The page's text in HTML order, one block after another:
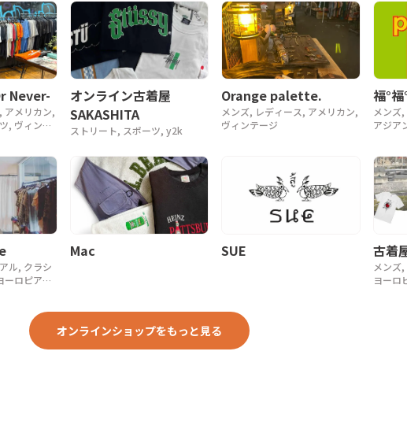
Never-
アメリカン,
, ヴィンテ
オンライン古着屋
SAKASHITA
ストリート, スポーツ, y2k
Orange palette.
メンズ, レディース, アメリカン,
ヴィンテージ
福°福
メンズ
アジア
ル, クラシ
ロピアン,
Mac SUE 古着
メンズ
ヨーロ
オンラインショップをもっと見る